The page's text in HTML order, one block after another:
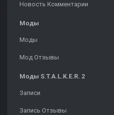
Новость Комментарии
Моды
Моды
Мод Отзывы
Моды S.T.A.L.K.E.R. 2
Записи
Запись Отзывы